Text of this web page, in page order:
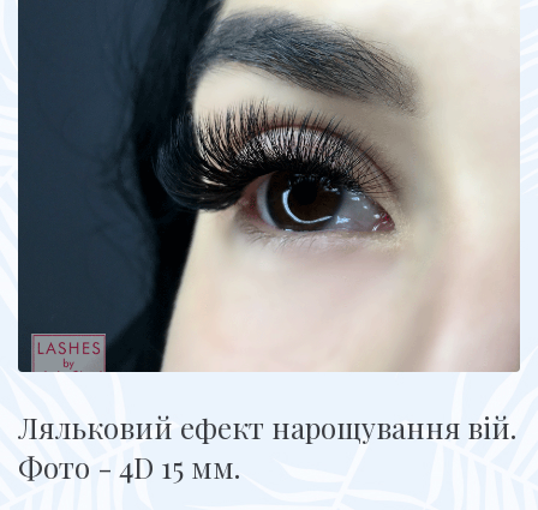
Ляльковий ефект нарощування вій.
Фото - 4D 15 мм.